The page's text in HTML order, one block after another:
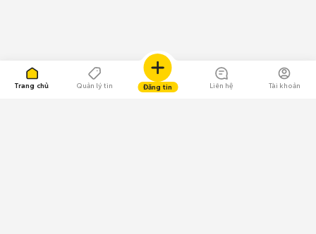
Trang chủ Quản lý tin Đăng tin Liên hệ Tài khoản